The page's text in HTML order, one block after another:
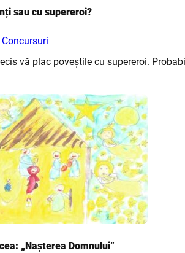
sau cu supereroi?
Concursuri
vă plac poveștile cu supereroi.
„Nașterea Domnului”